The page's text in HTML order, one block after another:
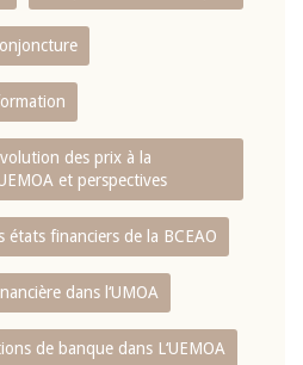
des prix à la
et perspectives
états financiers de la BCEAO
dans l‘UMOA
de banque dans L‘UEMOA